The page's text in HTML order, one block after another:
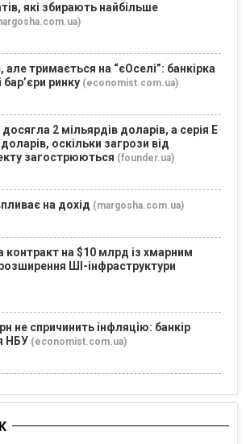
які збирають найбільше
але тримається на “єОселі”: банкірка
ринку (economist.com.ua)
2 мільярдів доларів, а серія E
оскільки загрози від
загострюються (founder.ua)
на дохід (margosha.com.ua)
контракт на $10 млрд із хмарним
ШІ-інфраструктури
не спричинить інфляцію: банкір
НБУ (economist.com.ua)